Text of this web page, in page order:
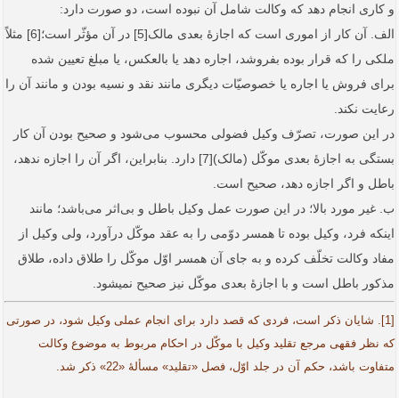
و کاری انجام دهد که وکالت شامل آن نبوده است، دو صورت دارد:
الف. آن کار از اموری است که اجازۀ بعدی مالک[5] در آن مؤثّر است؛[6] مثلاً
ملکی را که قرار بوده بفروشد، اجاره دهد یا بالعکس، یا مبلغ تعیین شده
برای فروش یا اجاره یا خصوصیّات دیگری مانند نقد و نسیه بودن و مانند آن را
رعایت نکند.
در این صورت، تصرّف وکیل فضولی محسوب می‌شود و صحیح بودن آن کار
بستگی به اجازۀ بعدی موکّل (مالک)[7] دارد. بنابراین، اگر آن را اجازه ندهد،
باطل و اگر اجازه دهد، صحیح است.
ب. غیر مورد بالا؛ در این صورت عمل وکیل باطل و بی‌اثر می‌باشد؛ مانند
اینکه فرد، وکیل بوده تا همسر دوّمی را به عقد موکّل درآورد، ولی وکیل از
مفاد وکالت تخلّف کرده و به جای آن همسر اوّل موکّل را طلاق داده، طلاق
مذکور باطل است و با اجازۀ بعدی موکّل نیز صحیح نمی­شود.
[1]. شایان ذکر است، فردی که قصد دارد برای انجام عملی وکیل ­شود، در صورتی
که نظر فقهی مرجع تقلید وکیل با موکّل در احکام مربوط به موضوع وکالت
متفاوت باشد، حکم آن در جلد اوّل، فصل «تقلید» مسألۀ «22» ذکر شد.